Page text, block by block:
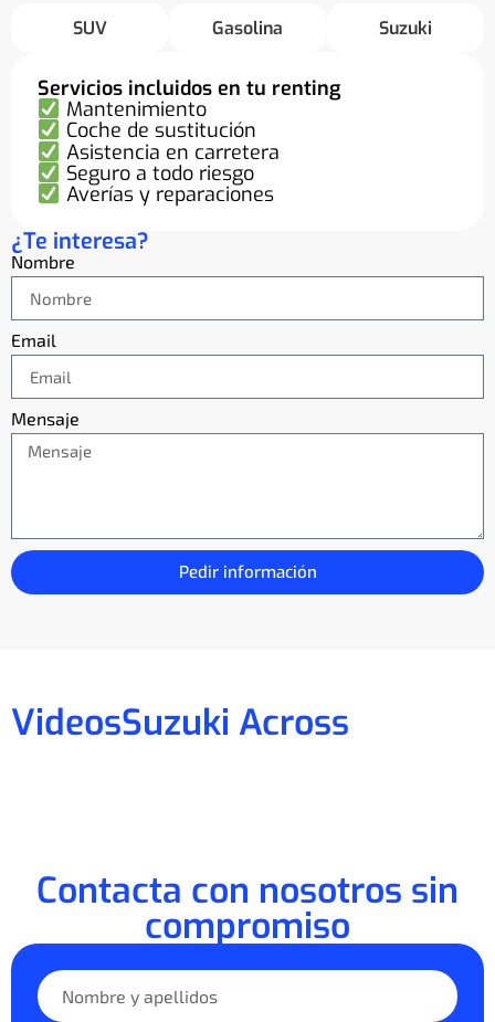
SUV Gasolina Suzuki
Servicios incluidos en tu renting
Mantenimiento
Coche de sustitución
Asistencia en carretera
Seguro a todo riesgo
Averías y reparaciones
¿Te interesa?
Nombre
Email
Mensaje
Pedir información
VideosSuzuki Across
Contacta con nosotros sin
compromiso